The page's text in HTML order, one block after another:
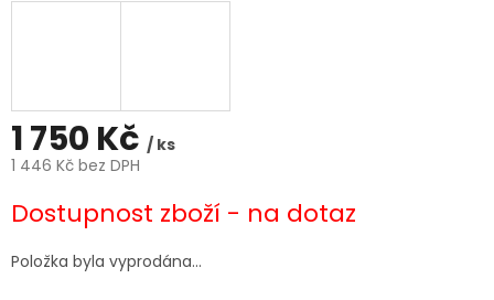
1 750 Kč / ks
1 446 Kč bez DPH
cena:
Dostupnost zboží - na dotaz
Položka byla vyprodána…